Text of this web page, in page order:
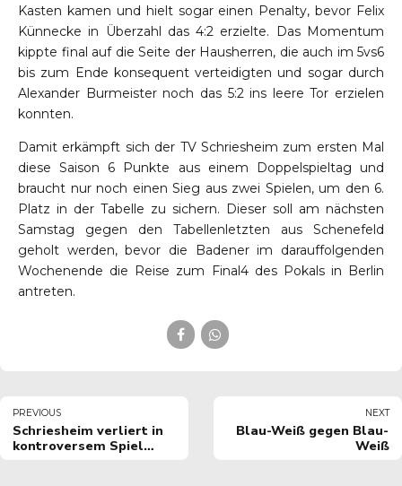
Kasten kamen und hielt sogar einen Penalty, bevor Felix
Künnecke in Überzahl das 4:2 erzielte. Das Momentum
kippte final auf die Seite der Hausherren, die auch im 5vs6
bis zum Ende konsequent verteidigten und sogar durch
Alexander Burmeister noch das 5:2 ins leere Tor erzielen
konnten.
Damit erkämpft sich der TV Schriesheim zum ersten Mal
diese Saison 6 Punkte aus einem Doppelspieltag und
braucht nur noch einen Sieg aus zwei Spielen, um den 6.
Platz in der Tabelle zu sichern. Dieser soll am nächsten
Samstag gegen den Tabellenletzten aus Schenefeld
geholt werden, bevor die Badener im darauffolgenden
Wochenende die Reise zum Final4 des Pokals in Berlin
antreten.
PREVIOUS
Schriesheim verliert in
kontroversem Spiel
NEXT
Blau-Weiß gegen Blau-
Weiß